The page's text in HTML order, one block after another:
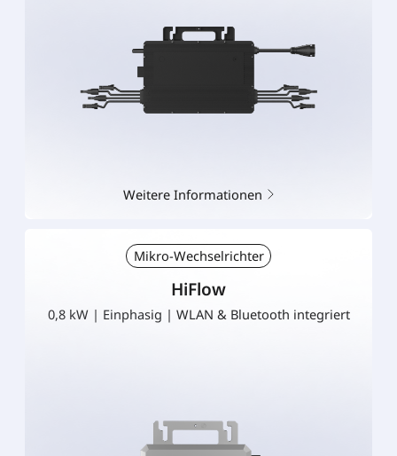
Weitere Informationen
Mikro-Wechselrichter
HiFlow
0,8 kW | Einphasig | WLAN & Bluetooth integriert